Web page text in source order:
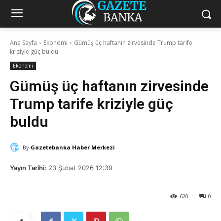
Ana Sayfa Ekonomi
Gümüş üç haftanın zirvesinde Trump tarife
kriziyle güç buldu
Ekonomi
Gümüş üç haftanın zirvesinde
Trump tarife kriziyle güç
buldu
By Gazetebanka Haber Merkezi
Yayın Tarihi: 23 Şubat 2026 12:39
0
620